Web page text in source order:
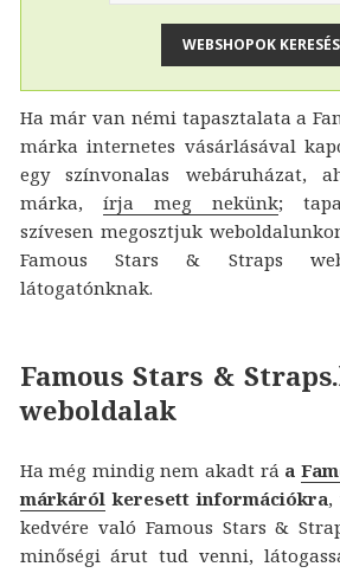
Ha már van némi tapasztalata a
márka internetes vásárlásával
egy színvonalas webáruházat,
márka, írja meg nekünk;
szívesen megosztjuk
Famous Stars & Straps
látogatónknak.
Famous Stars &
weboldalak
Ha még mindig nem akadt rá a
márkáról keresett információkra,
kedvére való Famous Stars &
minőségi árut tud venni,